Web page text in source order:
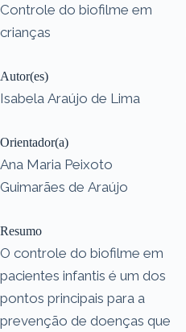
Controle do biofilme em
crianças
Autor(es)
Isabela Araújo de Lima
Orientador(a)
Ana Maria Peixoto
Guimarães de Araújo
Resumo
O controle do biofilme em
pacientes infantis é um dos
pontos principais para a
prevenção de doenças que